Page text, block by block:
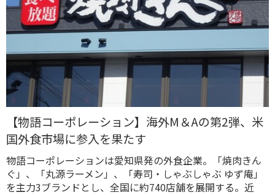
【物語コーポレーション】海外M＆Aの第2弾、米
国外食市場に参入を果たす
物語コーポレーションは愛知県発の外食企業。「焼肉きん
ぐ」、「丸源ラーメン」、「寿司・しゃぶしゃぶ ゆず庵」
を主力3ブランドとし、全国に約740店舗を展開する。近